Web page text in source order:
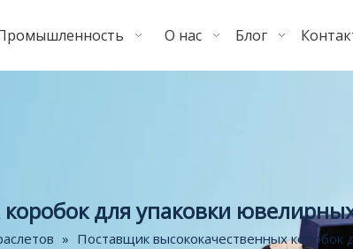
О нас Блог
для упаковки
» Поставщик высококачественных коробок